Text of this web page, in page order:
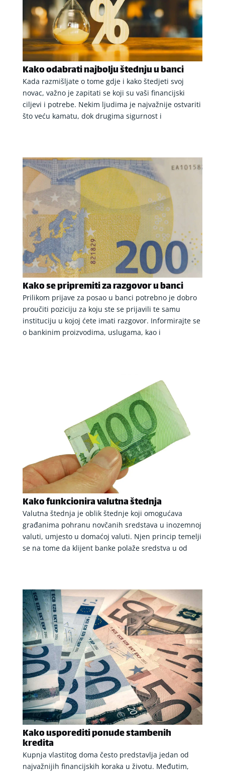
Kako odabrati najbolju štednju u banci
Kada razmišljate o tome gdje i kako štedjeti svoj
novac, važno je zapitati se koji su vaši financijski
ciljevi i potrebe. Nekim ljudima je najvažnije ostvariti
što veću kamatu, dok drugima sigurnost i
Kako se pripremiti za razgovor u banci
Prilikom prijave za posao u banci potrebno je dobro
proučiti poziciju za koju ste se prijavili te samu
instituciju u kojoj ćete imati razgovor. Informirajte se
o bankinim proizvodima, uslugama, kao i
Kako funkcionira valutna štednja
Valutna štednja je oblik štednje koji omogućava
građanima pohranu novčanih sredstava u inozemnoj
valuti, umjesto u domaćoj valuti. Njen princip temelji
se na tome da klijent banke polaže sredstva u od
Kako usporediti ponude stambenih
kredita
Kupnja vlastitog doma često predstavlja jedan od
najvažnijih financijskih koraka u životu. Međutim,